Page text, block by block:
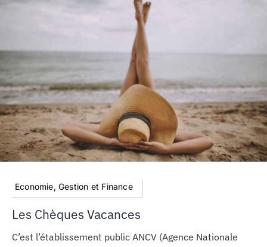
MON COMPTE
PANIER
STUDORIA
Economie, Gestion et Finance
Les Chèques Vacances
C’est l’établissement public ANCV (Agence Nationale